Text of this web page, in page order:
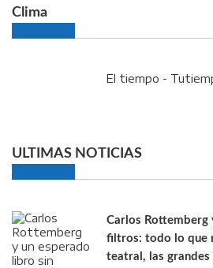
Clima
El tiempo -
ULTIMAS NOTICIAS
Carlos Rottemberg
filtros: todo lo que
teatral, las grandes